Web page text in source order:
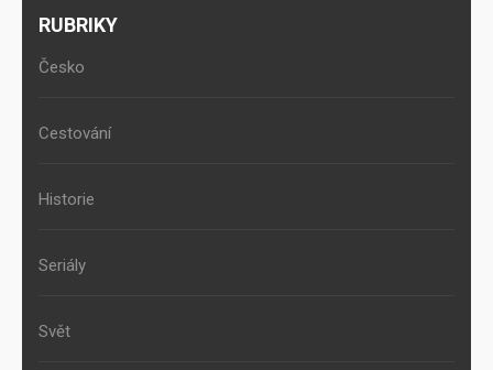
RUBRIKY
Česko
Cestování
Historie
Seriály
Svět